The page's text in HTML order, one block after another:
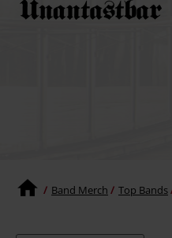
Band Merch Top Bands